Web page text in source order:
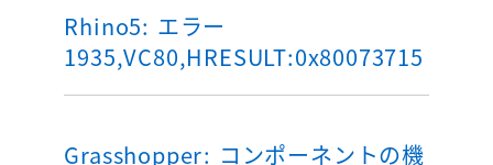
Rhino5: エラー
1935,VC80,HRESULT:0x80073715
Grasshopper: コンポーネントの機